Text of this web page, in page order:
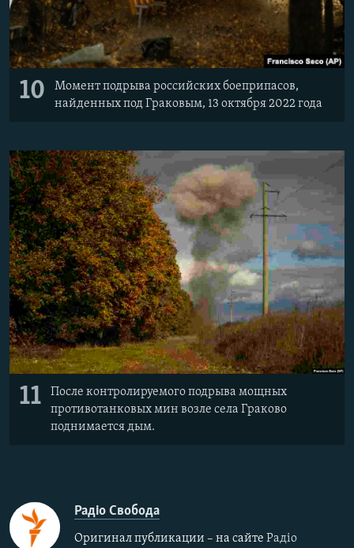
10
Момент подрыва российских боеприпасов,
найденных под Граковым, 13 октября 2022 года
11
После контролируемого подрыва мощных
противотанковых мин возле села Граково
поднимается дым.
Радіо Свобода
Оригинал публикации – на сайте Радіо